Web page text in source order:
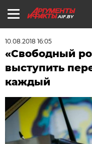
AIF.BY
10.08.2018 16:05
«Свободный
выступить
каждый